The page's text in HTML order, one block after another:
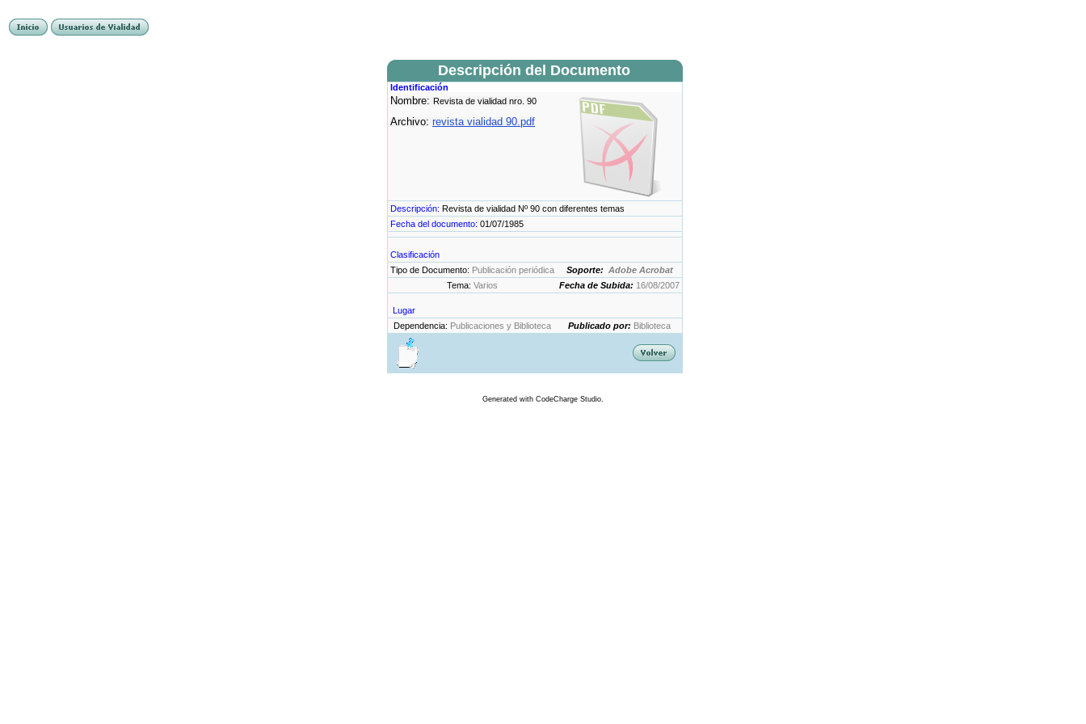
Descripción del Documento
Identificación
Nombre: Revista de vialidad nro. 90
Archivo: revista vialidad 90.pdf
Descripción: Revista de vialidad Nº 90 con diferentes temas
Fecha del documento: 01/07/1985
Clasificación
Tipo de Documento: Publicación periódica Soporte: Adobe Acrobat
Tema: Varios Fecha de Subida: 16/08/2007
Lugar
Dependencia: Publicaciones y Biblioteca Publicado por: Biblioteca
Generated with CodeCharge Studio.